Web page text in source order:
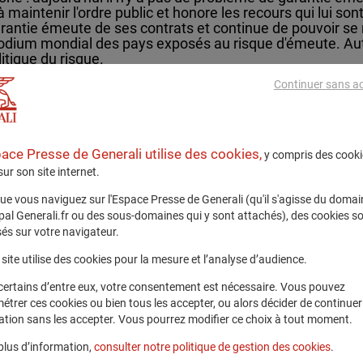
maintenir l'ordre public et honore les recours qui lui
émeute de ses contrats et continue de pouvoir
mondial des pays exposés au risque d'émeute.
du risque.
Cette taxe «casseurs» viendrait
l'Etat se dédouanerait de toute prise en charge,
juge et partie - responsable du maintien de l'ordre et
du fonds - tandis que les ménages se
casse.
bâclée. Des échanges ont eu lieu avec les
les nombreuses difficultés juridiques,
du terrain, le gouvernement passe en force en
au reste du texte budgétaire, dont l'issue
la vraie question : l'émeute est elle un aléa
de l'action publique ? La réponse commande
de dommages clairement définis de l'autre.
Presse de Generali utilise des cookies,y compris des
son site internet.
vous naviguez sur l'Espace Presse de Generali (qu'il s'agisse du
Generali.fr ou des sous-domaines qui y sont attachés), des cookies
sur votre navigateur.
utilise des cookies pour la mesure et l’analyse d’audience.
d’entre eux, votre consentement est nécessaire. Vous pouvez
ces cookies ou bien tous les accepter, ou alors décider de
sans les accepter. Vous pourrez modifier ce choix à tout moment.
d’information, consulter notre politique de gestion des cookies.
Continuer sans